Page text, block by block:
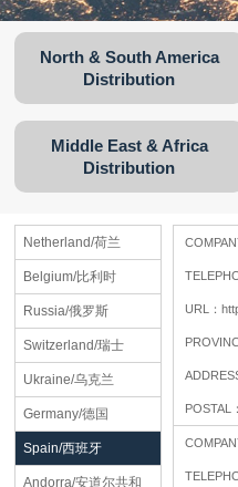
North & South America
Distribution
Middle East & Africa
Distribution
Netherland/荷兰
Belgium/比利时
Russia/俄罗斯
Switzerland/瑞士
Ukraine/乌克兰
Germany/德国
Spain/西班牙
Andorra/安道尔共和
URL：
POSTAL：